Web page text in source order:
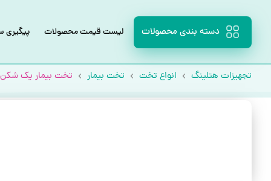
دسته بندی محصولات لیست قیمت محصولات پیگیری
تجهیزات هتلینگ انواع تخت تخت بیمار تخت بیمار یک شکن